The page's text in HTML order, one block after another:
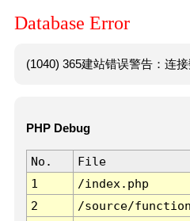
Database Error
(1040) 365建站错误警告：连
PHP Debug
No. File
1
/index.php
2
/source/